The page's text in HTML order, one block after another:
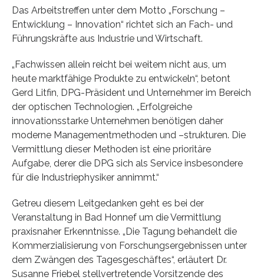
Das Arbeitstreffen unter dem Motto „Forschung –
Entwicklung – Innovation“ richtet sich an Fach- und
Führungskräfte aus Industrie und Wirtschaft.
„Fachwissen allein reicht bei weitem nicht aus, um
heute marktfähige Produkte zu entwickeln“, betont
Gerd Litfin, DPG-Präsident und Unternehmer im Bereich
der optischen Technologien. „Erfolgreiche
innovationsstarke Unternehmen benötigen daher
moderne Managementmethoden und –strukturen. Die
Vermittlung dieser Methoden ist eine prioritäre
Aufgabe, derer die DPG sich als Service insbesondere
für die Industriephysiker annimmt.“
Getreu diesem Leitgedanken geht es bei der
Veranstaltung in Bad Honnef um die Vermittlung
praxisnaher Erkenntnisse. „Die Tagung behandelt die
Kommerzialisierung von Forschungsergebnissen unter
dem Zwängen des Tagesgeschäftes“, erläutert Dr.
Susanne Friebel stellvertretende Vorsitzende des